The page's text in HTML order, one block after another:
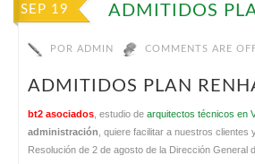
SEP 19 ADMITIDOS
POR ADMIN COMMENTS ARE
ADMITIDOS PLAN
bt2 asociados, estudio de arquitectos técnicos en
administración, quiere facilitar a nuestros clientes
Resolución de 2 de agosto de la Dirección